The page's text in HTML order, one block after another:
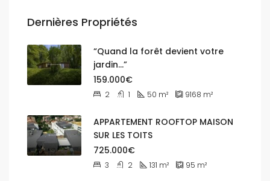
Dernières Propriétés
“Quand la forêt devient votre
jardin…”
159.000€
2 1 50 m² 9168 m²
APPARTEMENT ROOFTOP MAISON
SUR LES TOITS
725.000€
3 2 131 m² 95 m²